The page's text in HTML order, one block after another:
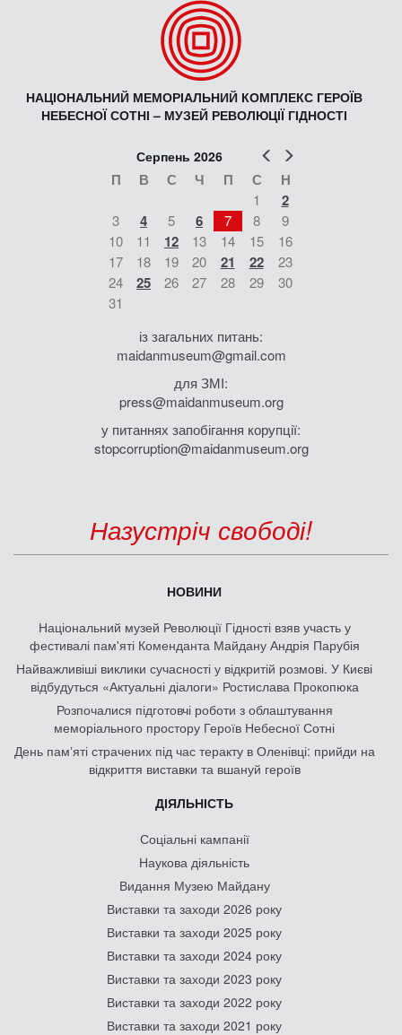
НАЦІОНАЛЬНИЙ МЕМОРІАЛЬНИЙ КОМПЛЕКС ГЕРОЇВ
НЕБЕСНОЇ СОТНІ – МУЗЕЙ РЕВОЛЮЦІЇ ГІДНОСТІ
Попер
Серпень 2026
П В С Ч П С Н
1 2
3 4 5 6 7 8
9
10
11 12 13 14 15
16
17
18 19 20 21 22
23
24
25 26 27 28 29
30
31
із загальних питань:
maidanmuseum@gmail.com
для ЗМІ:
press@maidanmuseum.org
у питаннях запобігання корупції:
stopcorruption@maidanmuseum.org
Назустріч свободі!
НОВИНИ
Національний музей Революції Гідності взяв участь у
фестивалі пам'яті Коменданта Майдану Андрія Парубія
Найважливіші виклики сучасності у відкритій розмові. У Києві
відбудуться «Актуальні діалоги» Ростислава Прокопюка
Розпочалися підготовчі роботи з облаштування
меморіального простору Героїв Небесної Сотні
День памʼяті страчених під час теракту в Оленівці: прийди на
відкриття виставки та вшануй героїв
ДІЯЛЬНІСТЬ
Соціальні кампанії
Наукова діяльність
Видання Музею Майдану
Виставки та заходи 2026 року
Виставки та заходи 2025 року
Виставки та заходи 2024 року
Виставки та заходи 2023 року
Виставки та заходи 2022 року
Виставки та заходи 2021 року